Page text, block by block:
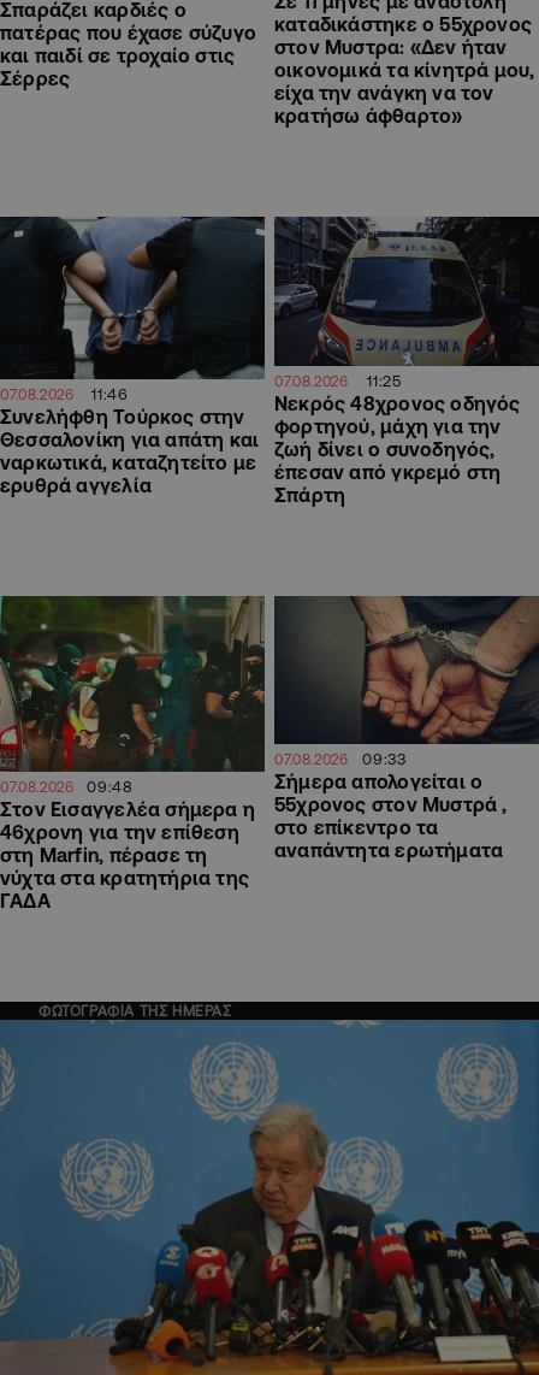
Σπαράζει καρδιές ο
πατέρας που έχασε σύζυγο
και παιδί σε τροχαίο στις
Σέρρες
καταδικάστηκε ο 55χρονος
στον Μυστρα: «Δεν ήταν
οικονομικά τα κίνητρά μου,
είχα την ανάγκη να τον
κρατήσω άφθαρτο»
07.08.2026 11:46
Συνελήφθη Τούρκος στην
Θεσσαλονίκη για απάτη και
ναρκωτικά, καταζητείτο με
ερυθρά αγγελία
07.08.2026 11:25
Νεκρός 48χρονος οδηγός
φορτηγού, μάχη για την
ζωή δίνει ο συνοδηγός,
έπεσαν από γκρεμό στη
Σπάρτη
07.08.2026 09:48
Στον Εισαγγελέα σήμερα η
46χρονη για την επίθεση
στη Marfin, πέρασε τη
νύχτα στα κρατητήρια της
ΓΑΔΑ
07.08.2026 09:33
Σήμερα απολογείται ο
55χρονος στον Μυστρά ,
στο επίκεντρο τα
αναπάντητα ερωτήματα
ΦΩΤΟΓΡΑΦΙΑ ΤΗΣ ΗΜΕΡΑΣ